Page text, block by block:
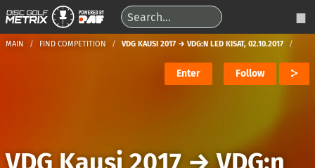
MAIN FIND COMPETITION VDG KAUSI 2017 → VDG:N LED KISAT, 02.10.2017
Enter Follow